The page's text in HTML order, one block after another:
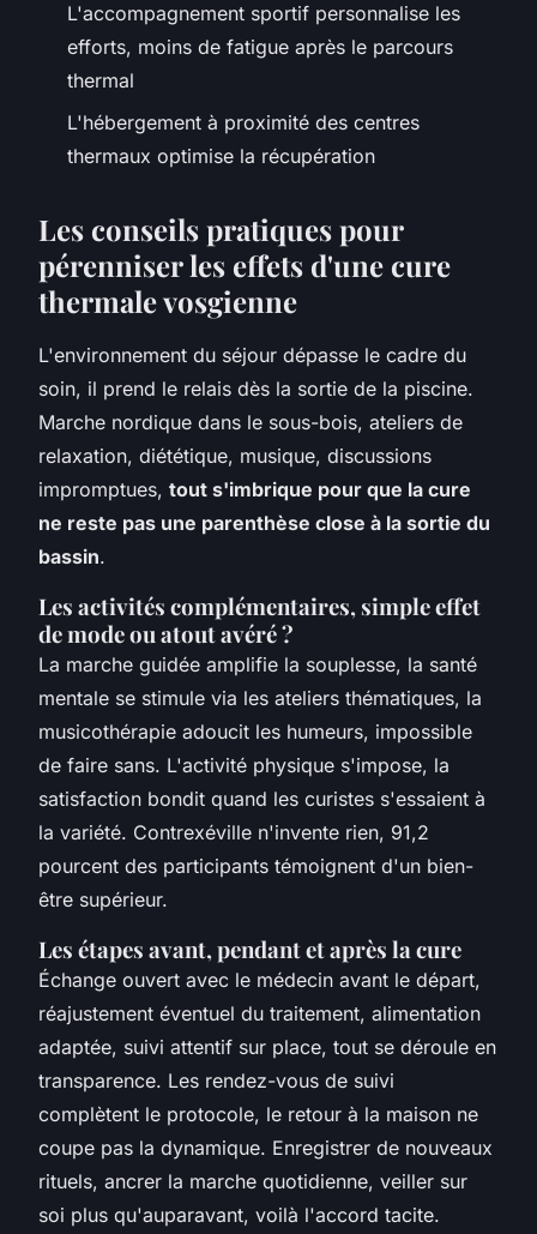
L'accompagnement sportif personnalise les
efforts, moins de fatigue après le parcours
thermal
L'hébergement à proximité des centres
thermaux optimise la récupération
Les conseils pratiques pour
pérenniser les effets d'une cure
thermale vosgienne
L'environnement du séjour dépasse le cadre du
soin, il prend le relais dès la sortie de la piscine.
Marche nordique dans le sous-bois, ateliers de
relaxation, diététique, musique, discussions
impromptues, tout s'imbrique pour que la cure
ne reste pas une parenthèse close à la sortie du
bassin.
Les activités complémentaires, simple effet
de mode ou atout avéré ?
La marche guidée amplifie la souplesse, la santé
mentale se stimule via les ateliers thématiques, la
musicothérapie adoucit les humeurs, impossible
de faire sans. L'activité physique s'impose, la
satisfaction bondit quand les curistes s'essaient à
la variété. Contrexéville n'invente rien, 91,2
pourcent des participants témoignent d'un bien-
être supérieur.
Les étapes avant, pendant et après la cure
Échange ouvert avec le médecin avant le départ,
réajustement éventuel du traitement, alimentation
adaptée, suivi attentif sur place, tout se déroule en
transparence. Les rendez-vous de suivi
complètent le protocole, le retour à la maison ne
coupe pas la dynamique. Enregistrer de nouveaux
rituels, ancrer la marche quotidienne, veiller sur
soi plus qu'auparavant, voilà l'accord tacite.